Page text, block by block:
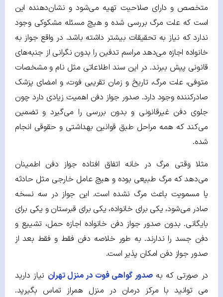
متخصص و دارای صلاحیت تهیه می‌شود و نشان‌دهنده این
است که علت مرگ بررسی شده و هیچ مسئله مشکوکی وجود
ندارد که نیاز به تحقیقات بیشتر داشته باشد. در واقع جواز به
خانواده اجازه می‌دهد مراسم تدفین را بدون نگرانی از جنبه‌های
قانونی پیش ببرند. در این سند اطلاعاتی مثل نام و مشخصات
متوفی، علت مرگ، تاریخ و زمان تقریبی فوت، و امضای پزشک
صادرکننده وجود دارد. صدور جواز دفن اهمیت زیادی دارد چون
جلوی دفن غیرقانونی و بدون بررسی را می‌گیرد و تضمین
می‌کند که همه مراحل طبق قوانین بهداشتی و حقوقی انجام
شده.
مثلا وقتی مرگ در خانه اتفاق افتاده جواز دفن اطمینان
می‌دهد که مرگ طبیعی بوده و هیچ عامل خارجی مثل حادثه
یا مسمویت باعث مرگ نشده است. این جواز در سه نسخه
صادر می‌شود، یکی برای خانواده، یکی برای قبرستان و یکی برای
بایگانی. بدون صدور جواز دفن خانواده اجازه حمل، تشییع و
دفن جسد را ندارند. به طور خلاصه دفن فقط و فقط بعد از
صدور جواز دفن امکان پذیر است.
در صورتی که بهصدور گواهی فوت در منزل تهران نیاز دارید
می توانید با مرکز درمان در منزل همراز تماس بگیرید.